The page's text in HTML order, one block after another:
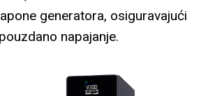
generatora, osiguravajući
pouzdano napajanje.